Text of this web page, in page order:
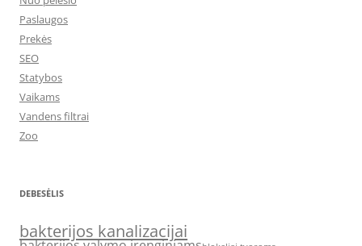
Paslaugos
Prekės
SEO
Statybos
Vaikams
Vandens filtrai
Zoo
DEBESĖLIS
bakterijos kanalizacijai